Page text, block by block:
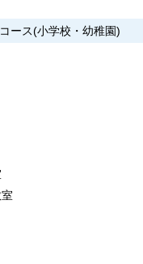
ース(小学校・幼稚園)